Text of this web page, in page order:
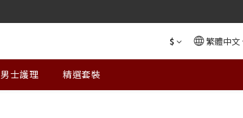
$ 繁體中文
男士護理 精選套裝